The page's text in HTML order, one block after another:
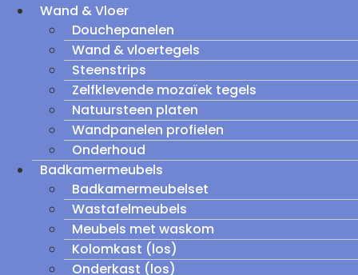
Wand & Vloer
Douchepanelen
Wand & vloertegels
Steenstrips
Zelfklevende mozaïek tegels
Natuursteen platen
Wandpanelen profielen
Onderhoud
Badkamermeubels
Badkamermeubelset
Wastafelmeubels
Meubels met waskom
Kolomkast (los)
Onderkast (los)